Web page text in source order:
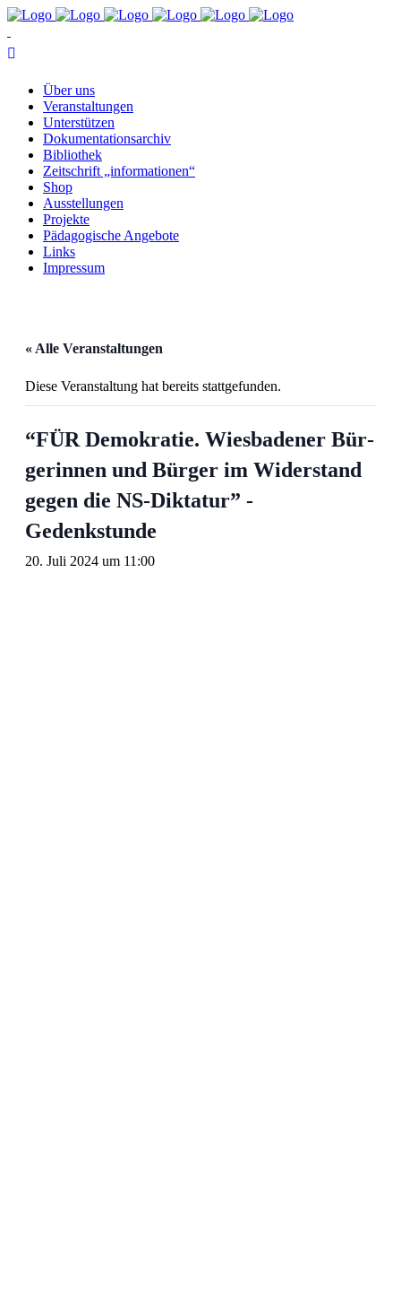
Über uns
Ver­an­stal­tun­gen
Un­ter­stüt­zen
Do­ku­men­ta­ti­ons­ar­chiv
Bi­blio­thek
Zeit­schrift „in­for­ma­tio­nen“
Shop
Aus­stel­lun­gen
Pro­jek­te
Päd­ago­gi­sche Angebote
Links
Im­pres­sum
« Alle Veranstaltungen
Diese Veranstaltung hat bereits stattgefunden.
“FÜR De­mo­kra­tie. Wies­ba­de­ner Bür­
ge­rin­nen und Bür­ger im Wi­der­stand
ge­gen die NS-Dik­ta­tur” -
Gedenkstunde
20. Juli 2024 um 11:00